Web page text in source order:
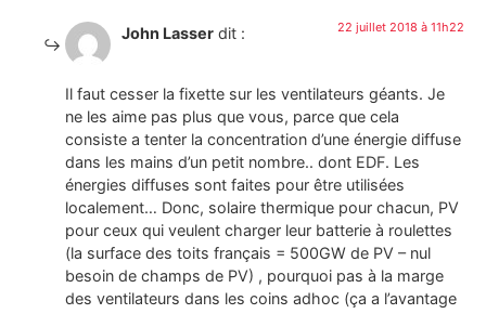
John Lasser dit : 22 juillet 2018 à 11h22
Il faut cesser la fixette sur les ventilateurs géants. Je
ne les aime pas plus que vous, parce que cela
consiste a tenter la concentration d’une énergie diffuse
dans les mains d’un petit nombre.. dont EDF. Les
énergies diffuses sont faites pour être utilisées
localement… Donc, solaire thermique pour chacun, PV
pour ceux qui veulent charger leur batterie à roulettes
(la surface des toits français = 500GW de PV – nul
besoin de champs de PV) , pourquoi pas à la marge
des ventilateurs dans les coins adhoc (ça a l’avantage